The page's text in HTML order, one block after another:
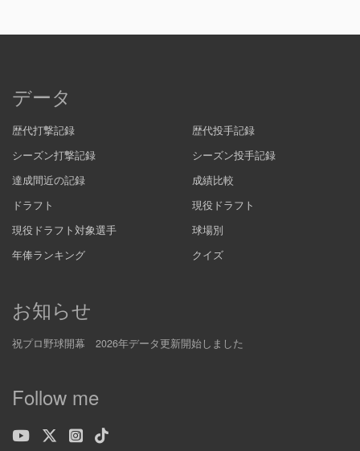
データ
歴代打撃記録
歴代投手記録
シーズン打撃記録
シーズン投手記録
達成間近の記録
成績比較
ドラフト
現役ドラフト
現役ドラフト対象選手
球場別
年俸ランキング
クイズ
お知らせ
祝プロ野球開幕 2026年データ更新開始しました
Follow me